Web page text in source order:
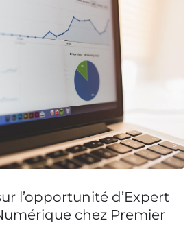
l’opportunité d’Expert
chez Premier